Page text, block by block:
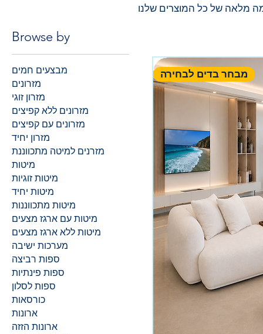
מלאה של כל המוצרים שלנו
Browse by
מבצעים חמים
מזרונים
מזרון זוגי
מזרונים ללא קפיצים
מזרונים עם קפיצים
מזרון יחיד
מזרנים למיטה מתכווננת
מיטות
מיטות זוגיות
מיטות יחיד
מיטות מתכווננות
מיטות עם ארגז מצעים
מיטות ללא ארגז מצעים
מערכות ישיבה
ספות רביצה
ספות פינתיות
ספות לסלון
כורסאות
ארונות
ארונות הזזה
מבחר בדים לבחירה